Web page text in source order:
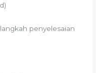
penyelesaian